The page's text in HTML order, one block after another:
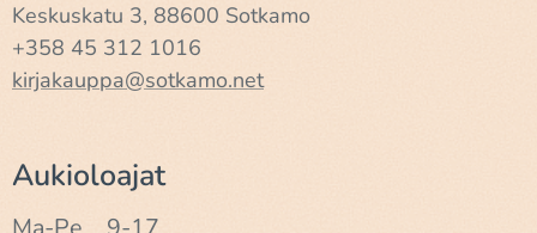
Keskuskatu 3, 88600 Sotkamo
+358 45 312 1016
kirjakauppa@sotkamo.net
Aukioloajat